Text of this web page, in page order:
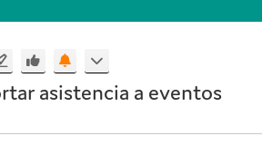
asistencia a eventos